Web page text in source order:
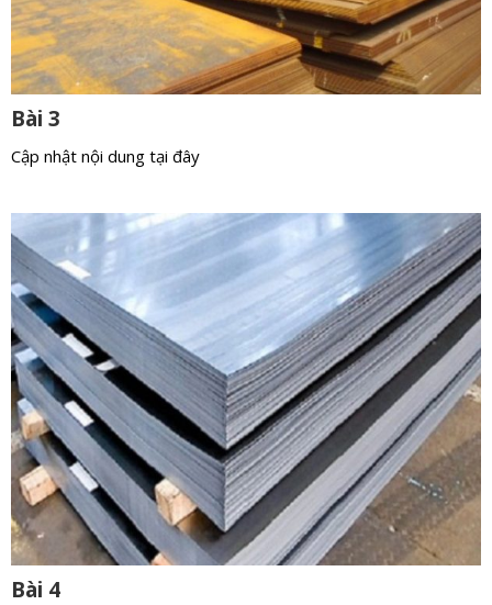
Bài 3
Cập nhật nội dung tại đây
Bài 4